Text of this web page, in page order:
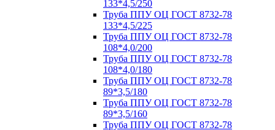
133*4,5/250
Труба ППУ ОЦ ГОСТ 8732-78
133*4,5/225
Труба ППУ ОЦ ГОСТ 8732-78
108*4,0/200
Труба ППУ ОЦ ГОСТ 8732-78
108*4,0/180
Труба ППУ ОЦ ГОСТ 8732-78
89*3,5/180
Труба ППУ ОЦ ГОСТ 8732-78
89*3,5/160
Труба ППУ ОЦ ГОСТ 8732-78